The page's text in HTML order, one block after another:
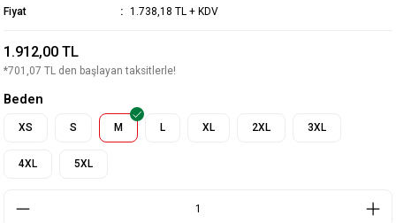
Fiyat
1.738,18 TL + KDV
1.912,00 TL
*701,07 TL den başlayan taksitlerle!
Beden
XS S M L XL 2XL 3XL
4XL 5XL